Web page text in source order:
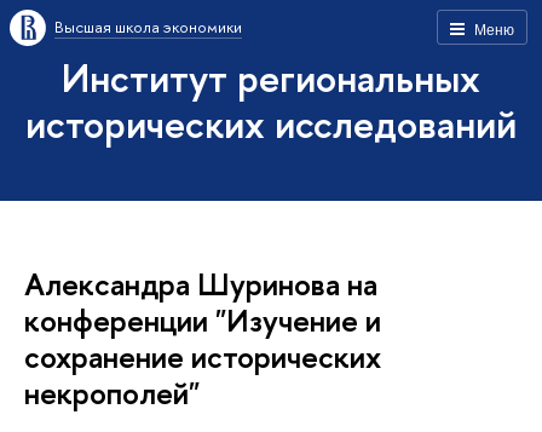
Меню
Высшая школа экономики
Институт региональных
исторических исследований
Александра Шуринова на
конференции "Изучение и
сохранение исторических
некрополей"